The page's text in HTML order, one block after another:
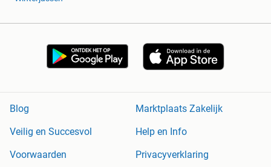
Blog
Marktplaats Zakelijk
Veilig en Succesvol
Help en Info
Voorwaarden
Privacyverklaring